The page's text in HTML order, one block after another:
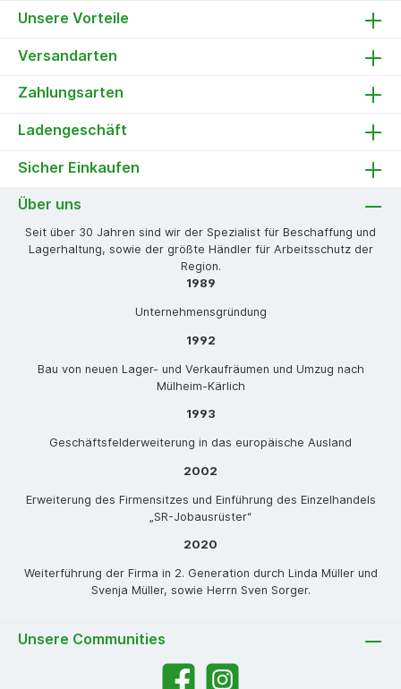
Unsere Vorteile
Versandarten
Zahlungsarten
Ladengeschäft
Sicher Einkaufen
Über uns
Seit über 30 Jahren sind wir der Spezialist für Beschaffung und
Lagerhaltung, sowie der größte Händler für Arbeitsschutz der
Region.
1989
Unternehmensgründung
1992
Bau von neuen Lager- und Verkaufräumen und Umzug nach
Mülheim-Kärlich
1993
Geschäftsfelderweiterung in das europäische Ausland
2002
Erweiterung des Firmensitzes und Einführung des Einzelhandels
„SR-Jobausrüster“
2020
Weiterführung der Firma in 2. Generation durch Linda Müller und
Svenja Müller, sowie Herrn Sven Sorger.
Unsere Communities